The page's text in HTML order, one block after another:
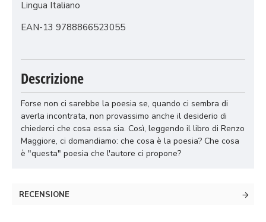
Lingua Italiano
EAN-13 9788866523055
Descrizione
Forse non ci sarebbe la poesia se, quando ci sembra di
averla incontrata, non provassimo anche il desiderio di
chiederci che cosa essa sia. Così, leggendo il libro di Renzo
Maggiore, ci domandiamo: che cosa è la poesia? Che cosa
è "questa" poesia che l'autore ci propone?
RECENSIONE